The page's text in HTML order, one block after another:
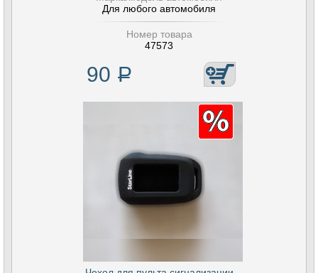
Для любого автомобиля
Номер товара
47573
90 Р